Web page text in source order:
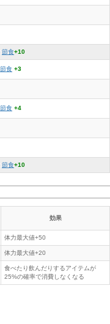
節食+10
節食 +3
節食 +4
節食+10
効果
体力最大値+50
体力最大値+20
食べたり飲んだりするアイテムが
25%の確率で消費しなくなる